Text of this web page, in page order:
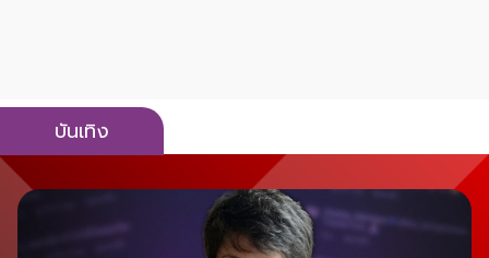
บันเทิง